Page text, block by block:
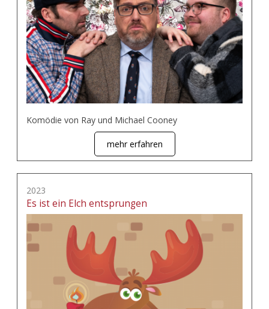
Komödie von Ray und Michael Cooney
mehr erfahren
2023
Es ist ein Elch entsprungen